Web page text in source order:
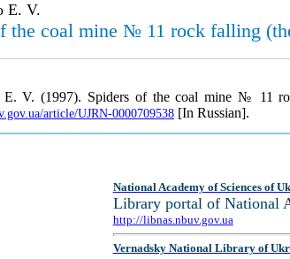
E. V.
the coal mine № 11 rock falling
E. V. (1997). Spiders of the coal mine № 11
article/UJRN-0000709538[In Russian].
National Academy of Sciences of
Library portal of National
http://libnas.nbuv.gov.ua
Vernadsky National Library of